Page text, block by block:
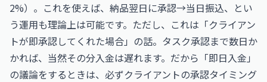
2%）。これを使えば、納品翌日に承認→当日振込、とい
う運用も理論上は可能です。ただし、これは「クライアン
トが即承認してくれた場合」の話。タスク承認まで数日か
かれば、当然その分入金は遅れます。だから「即日入金」
の議論をするときは、必ずクライアントの承認タイミング